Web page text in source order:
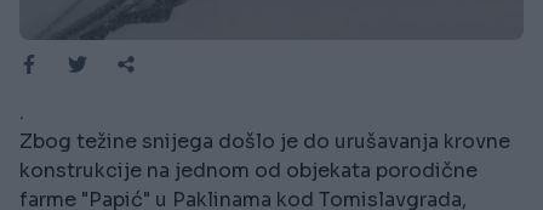
.
Zbog težine snijega došlo je do urušavanja krovne
konstrukcije na jednom od objekata porodične
farme "Papić" u Paklinama kod Tomislavgrada,